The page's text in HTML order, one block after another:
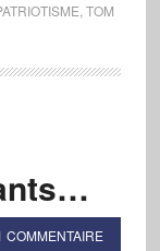
TOM
COMMENTAIRE